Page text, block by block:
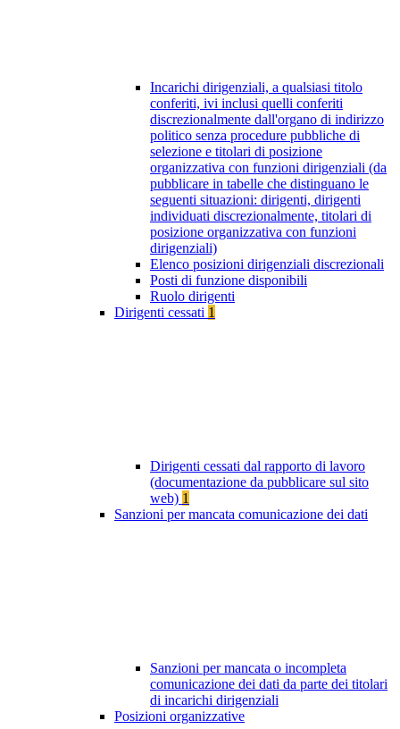
Incarichi dirigenziali, a qualsiasi titolo
conferiti, ivi inclusi quelli conferiti
discrezionalmente dall'organo di indirizzo
politico senza procedure pubbliche di
selezione e titolari di posizione
organizzativa con funzioni dirigenziali (da
pubblicare in tabelle che distinguano le
seguenti situazioni: dirigenti, dirigenti
individuati discrezionalmente, titolari di
posizione organizzativa con funzioni
dirigenziali)
Elenco posizioni dirigenziali discrezionali
Posti di funzione disponibili
Ruolo dirigenti
Dirigenti cessati 1
Dirigenti cessati dal rapporto di lavoro
(documentazione da pubblicare sul sito
web) 1
Sanzioni per mancata comunicazione dei dati
Sanzioni per mancata o incompleta
comunicazione dei dati da parte dei titolari
di incarichi dirigenziali
Posizioni organizzative